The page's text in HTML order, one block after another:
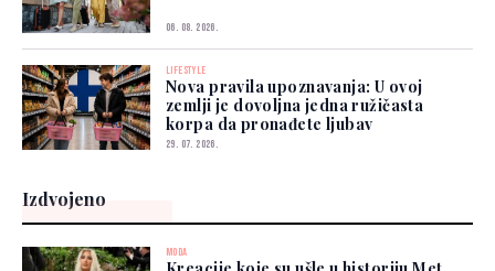
06. 08. 2026.
LIFESTYLE
Nova pravila upoznavanja: U ovoj
zemlji je dovoljna jedna ružičasta
korpa da pronađete ljubav
29. 07. 2026.
Izdvojeno
MODA